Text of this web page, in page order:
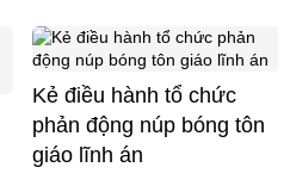
Kẻ điều hành tổ chức
phản động núp bóng tôn
giáo lĩnh án